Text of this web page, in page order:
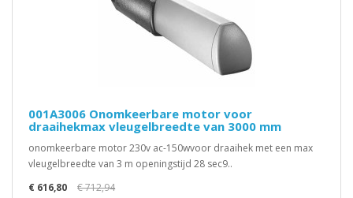
001A3006 Onomkeerbare motor voor
draaihekmax vleugelbreedte van 3000 mm
onomkeerbare motor 230v ac-150wvoor draaihek met een max
vleugelbreedte van 3 m openingstijd 28 sec9..
€ 616,80
€ 712,94